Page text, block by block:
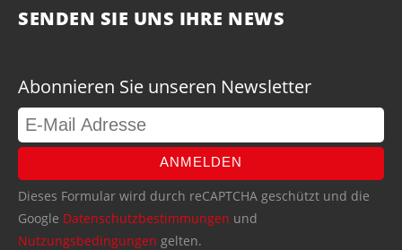
SENDEN SIE UNS IHRE NEWS
Abonnieren Sie unseren Newsletter
ANMELDEN
Dieses Formular wird durch reCAPTCHA geschützt und die
Google Datenschutzbestimmungen und
Nutzungsbedingungen gelten.